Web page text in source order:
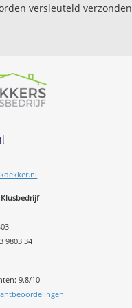
versleuteld
Klusbedrijf
9803 34
9.8/10